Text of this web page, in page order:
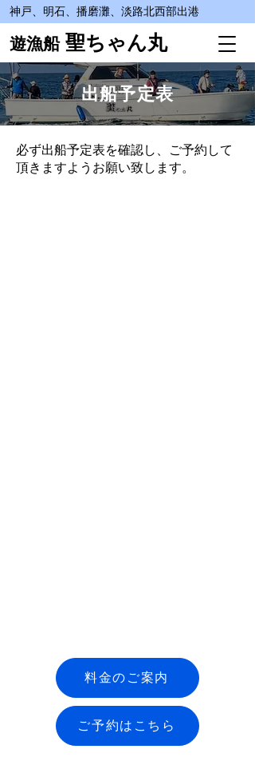
神戸、明石、播磨灘、淡路北西部出港
遊漁船聖ちゃん丸
出船予定表
必ず出船予定表を確認し、ご予約して
頂きますようお願い致します。
料金のご案内
ご予約はこちら